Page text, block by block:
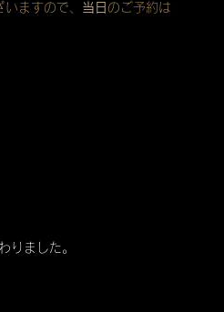
ますので、 当日 のご予約は
りました。